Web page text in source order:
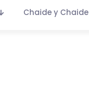
Chaide y Chaide